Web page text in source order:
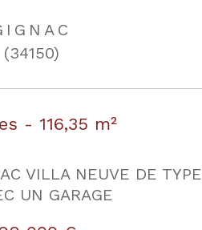
(34150)
- 116,35 m²
VILLA NEUVE DE TYPE
UN GARAGE